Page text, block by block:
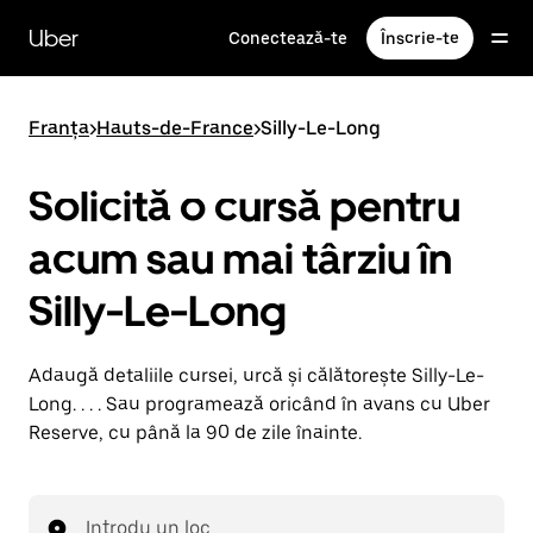
direct
conținutul
principal
Uber Conectează-te Înscrie-te
Franța>Hauts-de-France>Silly-Le-Long
Solicită o cursă pentru
acum sau mai târziu în
Silly-Le-Long
Adaugă detaliile cursei, urcă și călătorește Silly-Le-
Long. . . . Sau programează oricând în avans cu Uber
Reserve, cu până la 90 de zile înainte.
Introdu un loc